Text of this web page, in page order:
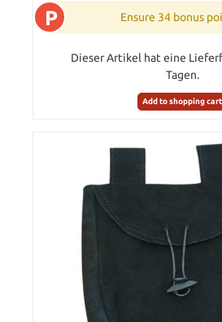
P Ensure 34 bonus
Dieser Artikel hat eine
Tagen.
Add to shopping cart